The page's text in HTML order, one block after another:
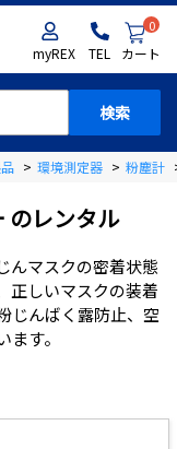
myREX TEL
0
カート
> 環境測定器 > 粉塵計
のレンタル
んマスクの密着状態
正しいマスクの装着
じんばく露防止、空
す。